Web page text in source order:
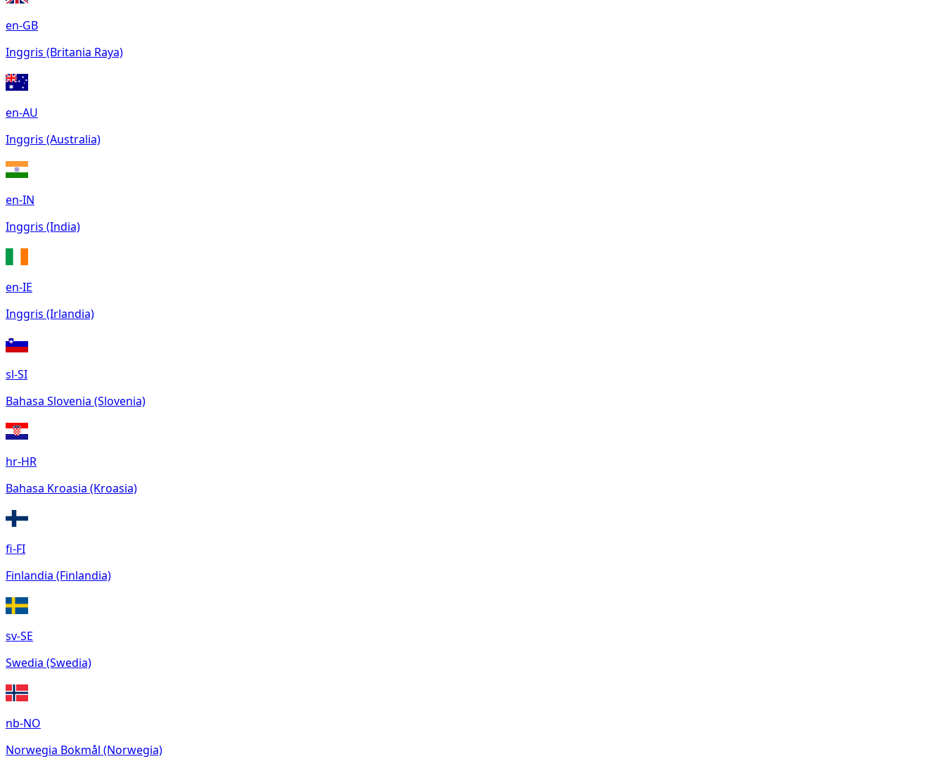
en-GB
Inggris (Britania Raya)
en-AU
Inggris (Australia)
en-IN
Inggris (India)
en-IE
Inggris (Irlandia)
sl-SI
Bahasa Slovenia (Slovenia)
hr-HR
Bahasa Kroasia (Kroasia)
fi-FI
Finlandia (Finlandia)
sv-SE
Swedia (Swedia)
nb-NO
Norwegia Bokmål (Norwegia)